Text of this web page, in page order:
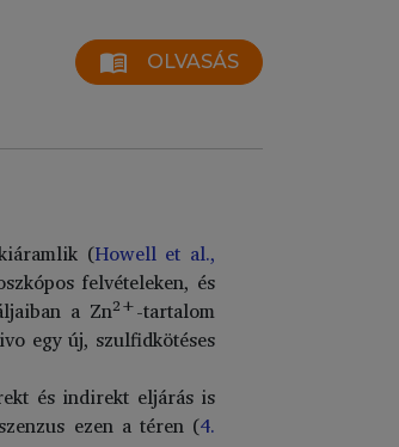
menu_book OLVASÁS
(Howell et al.,
felvételeken, és
a Zn2+-tartalom
egy új, szulfidkötéses
és indirekt eljárás is
ezen a téren (4.